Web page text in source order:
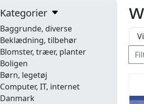
Kategorier
Baggrunde, diverse
Beklædning, tilbehør
Blomster, træer, planter
Boligen
Børn, legetøj
Computer, IT, internet
Danmark